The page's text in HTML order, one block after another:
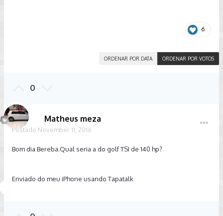
6
ORDENAR POR VOTOS
ORDENAR POR DATA
0
Matheus meza
Postado November 11, 2016
Bom dia Bereba.Qual seria a do golf TSI de 140 hp?
Enviado do meu iPhone usando Tapatalk